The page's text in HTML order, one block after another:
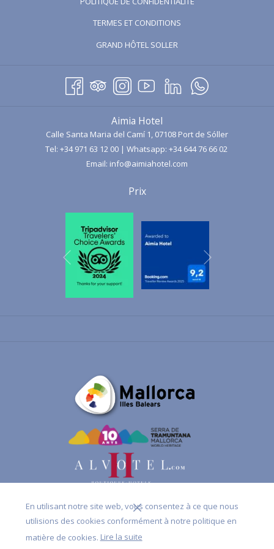
En utilisant notre site web, vous consentez à ce que nous
utilisions des cookies conformément à notre politique en
matière de cookies. Lire la suite
NOUVEL
TERMES ET CONDITIONS
GRAND HÔTEL SOLLER
NOUVEL
Aimia Hotel
Calle Santa Maria del Camí 1, 07108 Port de Sóller
Tel: +34 971 63 12 00| Whatsapp: +34 644 76 66 02
Email: info@aimiahotel.com
Prix
Précédent